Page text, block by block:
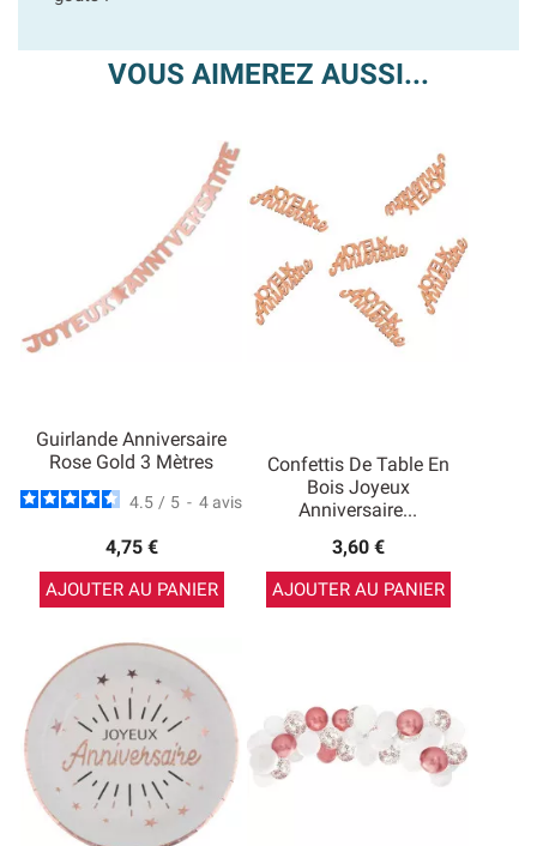
VOUS AIMEREZ AUSSI...
Guirlande Anniversaire
Rose Gold 3 Mètres
4.5 / 5 - 4 avis
4,75 €
AJOUTER AU PANIER
Confettis De Table En
Bois Joyeux
Anniversaire...
3,60 €
AJOUTER AU PANIER